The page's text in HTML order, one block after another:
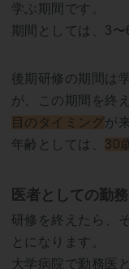
学ぶ期間です。
期間としては、3〜
後期研修の期間は
が、この期間を終
目のタイミングが
年齢としては、 30
医者としての勤
研修を終えたら、
とになります。
大学病院で勤務医